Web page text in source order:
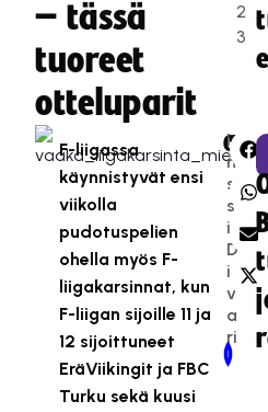
– tässä
tuoreet
otteluparit
2
3
F-liigassa
käynnistyvät ensi
viikolla
pudotuspelien
ohella myös F-
liigakarsinnat, kun
F-liigan sijoille 11 ja
12 sijoittuneet
EräViikingit ja FBC
Turku sekä kuusi
I
n
s
s
i-
D
i
v
a
ri
Newer Post